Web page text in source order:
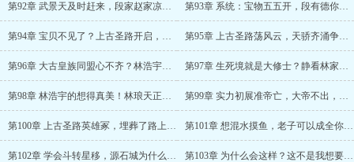
第92章 武景天及时赶来，段家赵家凉了，这点钱系统很难给你办事 第93章 系统：宝物五五开，段有德你不讲武德？
第94章 宝贝不见了？上古圣路开启，君傲天觉醒异象 第95章 上古圣路荡风云，天骄齐涌争霸心
第96章 大古皇族同盟心不齐？林浩宇破入生死境就是天纵之资？ 第97章 生死境就是大修士？静看林家花开花落，福伯难受了
第98章 林浩宇的想得真美！林琅天正面对决准帝 第99章 实力初展准帝亡，大帝不出，谁与争锋
第100章 上古圣路英雄冢，埋葬了路上的雄心，熄灭了盼望的归心 第101章 想混水摸鱼，老子可以成全你们，但代价你们付不起
第102章 学会斗转星移，源石城为什么这样，心里没点逼数？ 第103章 为什么会这样？这不是我想要的结果啊！！！